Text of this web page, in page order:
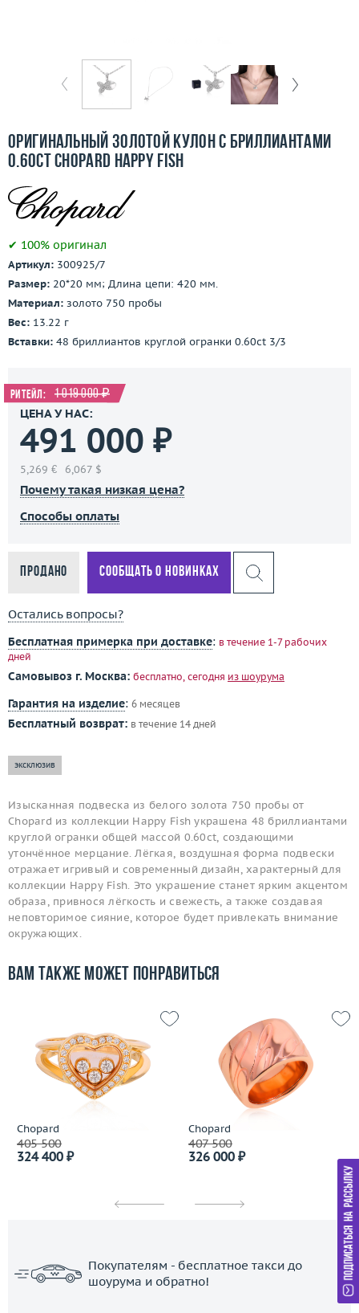
Покупка и оплата
Ломбард
Контакты
Заказать звонок
Оригинальный золотой кулон с бриллиантами
0.60ct Chopard Happy Fish
✔ 100% оригинал
Артикул: 300925/7
Размер: 20*20 мм; Длина цепи: 420 мм.
Материал: золото 750 пробы
Вес: 13.22 г
Вставки: 48 бриллиантов круглой огранки 0.60ct 3/3
Ритейл: 1 019 000 ₽
ЦЕНА У НАС:
491 000 ₽
5,269 € 6,067 $
Почему такая низкая цена?
Способы оплаты
Продано Сообщать о новинках
Остались вопросы?
Бесплатная примерка при доставке: в течение 1-7 рабочих
дней
Самовывоз г. Москва: бесплатно, сегодня из шоурума
Гарантия на изделие: 6 месяцев
Бесплатный возврат: в течение 14 дней
эксклюзив
Изысканная подвеска из белого золота 750 пробы от
Chopard из коллекции Happy Fish украшена 48 бриллиантами
круглой огранки общей массой 0.60ct, создающими
утончённое мерцание. Лёгкая, воздушная форма подвески
отражает игривый и современный дизайн, характерный для
коллекции Happy Fish. Это украшение станет ярким акцентом
образа, привнося лёгкость и свежесть, а также создавая
неповторимое сияние, которое будет привлекать внимание
окружающих.
Вам также может понравиться
Chopard
405 500
324 400 ₽
Chopard
407 500
326 000 ₽
Покупателям - бесплатное такси до
шоурума и обратно!